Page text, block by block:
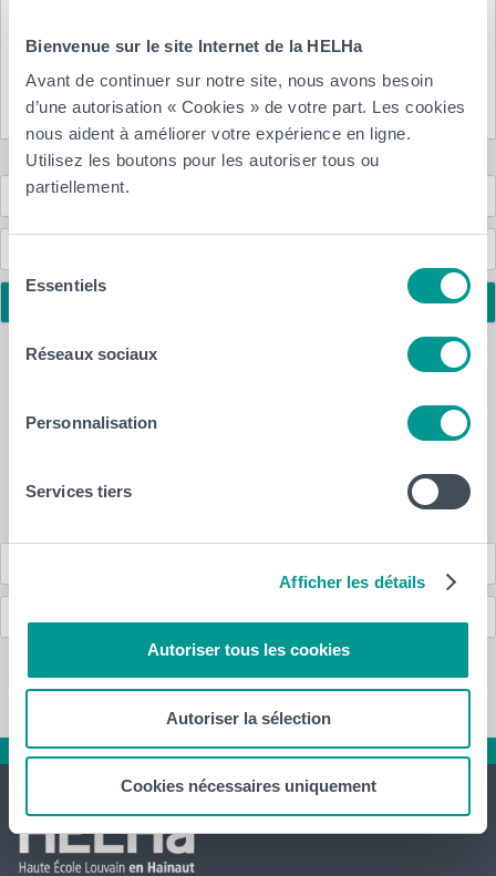
Bienvenue sur le site Internet de la HELHa
Avant de continuer sur notre site, nous avons besoin
d’une autorisation « Cookies » de votre part. Les cookies
nous aident à améliorer votre expérience en ligne.
Utilisez les boutons pour les autoriser tous ou
partiellement.
Essentiels
Réseaux sociaux
Personnalisation
Services tiers
Afficher les détails
Autoriser tous les cookies
Autoriser la sélection
Cookies nécessaires uniquement
Inscris-toi maintenant
à notre newsletter
Cellule Orientation et Réorientation
Étudiant·e en poursuite d’études
Contacts et prise de rendez-vous